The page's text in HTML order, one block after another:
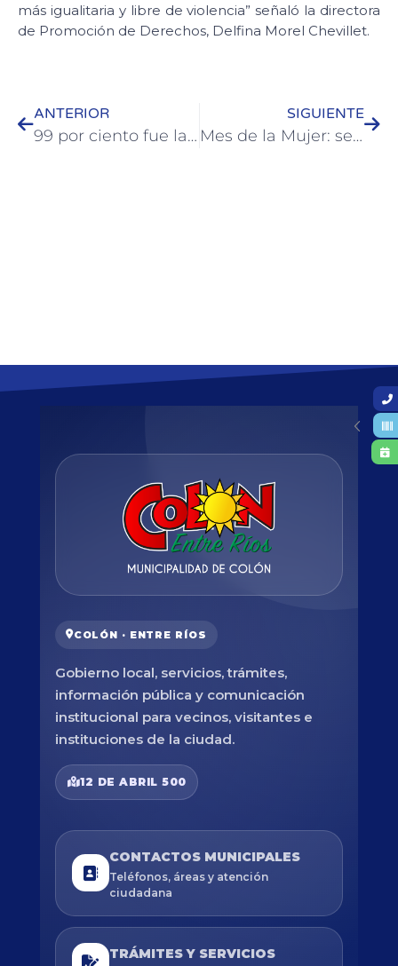
más igualitaria y libre de violencia” señaló la directora
de Promoción de Derechos, Delfina Morel Chevillet.
ANTERIOR
99 por ciento fue la ocupación turística en Colón el fin de semana largo de carnaval
SIGUIENTE
Mes de la Mujer: se presentarán tres obras teatrales en Colón
COLÓN · ENTRE RÍOS
Gobierno local, servicios, trámites,
información pública y comunicación
institucional para vecinos, visitantes e
instituciones de la ciudad.
12 DE ABRIL 500
CONTACTOS MUNICIPALES
Teléfonos, áreas y atención
ciudadana
TRÁMITES Y SERVICIOS